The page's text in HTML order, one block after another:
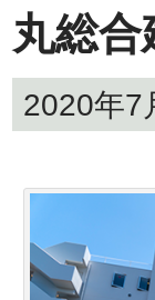
丸総合
2020年7